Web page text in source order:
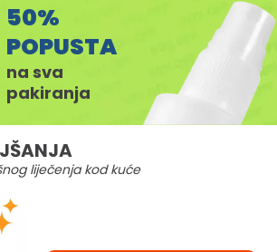
50%
POPUSTA
na sva
pakiranja
liječenja kod kuće